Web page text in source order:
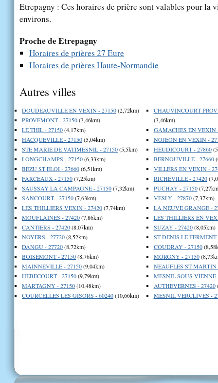
Etrepagny : Ces horaires de prière sont valables pour la
environs.
Proche de Etrepagny
Horaires de prières 27 Eure
Horaires de prières Haute-Normandie
Autres villes
DOUDEAUVILLE EN VEXIN - 27150(2,72km)
PROVEMONT - 27150(3,46km)
LE THIL - 27150(4,17km)
HACQUEVILLE - 27150(5,04km)
STE MARIE DE VATIMESNIL - 27150(5,5km)
LONGCHAMPS - 27150(6,33km)
BEZU ST ELOI - 27660(6,51km)
FARCEAUX - 27150(7,25km)
SAUSSAY LA CAMPAGNE - 27150(7,32km)
SANCOURT - 27150(7,63km)
LES THILLIERS VEXIN - 27420(7,74km)
MOUFLAINES - 27420(7,86km)
CANTIERS - 27420(8,07km)
NOYERS - 27720(8,52km)
DANGU - 27720(8,72km)
BOISEMONT - 27150(8,76km)
MAINNEVILLE - 27150(9,04km)
HEBECOURT - 27150(9,79km)
MARTAGNY - 27150(10,48km)
COURCELLES LES GISORS - 60240(10,66km)
CHAUVINCOURT
(3,46km)
GAMACHES EN VEXIN
NOJEON EN VEXIN -
HEUDICOURT - 27860
BERNOUVILLE - 27660
VILLERS EN VEXIN -
RICHEVILLE - 27420
PUCHAY - 27150
VESLY - 27870(7,37km)
LA NEUVE GRANGE -
LES THILLIERS EN
SUZAY - 27420(8,05km)
ST DENIS LE FERMENT
COUDRAY - 27150
MORGNY - 27150
NEAUFLES ST MARTIN
MESNIL SOUS VIENNE
AUTHEVERNES - 27420
MESNIL VERCLIVES -